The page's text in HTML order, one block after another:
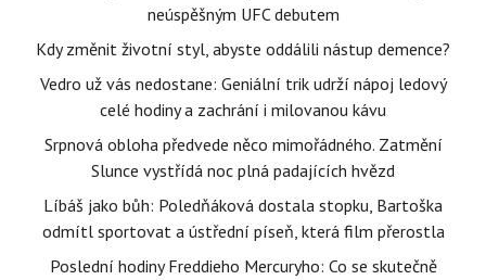
neúspěšným UFC debutem
Kdy změnit životní styl, abyste oddálili nástup demence?
Vedro už vás nedostane: Geniální trik udrží nápoj ledový
celé hodiny a zachrání i milovanou kávu
Srpnová obloha předvede něco mimořádného. Zatmění
Slunce vystřídá noc plná padajících hvězd
Líbáš jako bůh: Poledňáková dostala stopku, Bartoška
odmítl sportovat a ústřední píseň, která film přerostla
Poslední hodiny Freddieho Mercuryho: Co se skutečně